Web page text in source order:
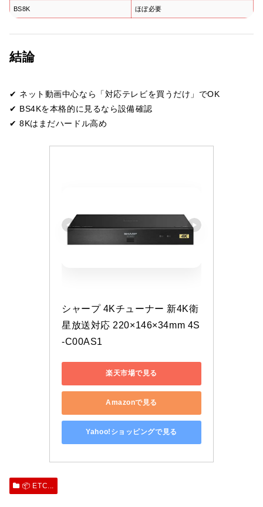
BS8K ほぼ必要
結論
✔ ネット動画中心なら「対応テレビを買うだけ」でOK
✔ BS4Kを本格的に見るなら設備確認
✔ 8Kはまだハードル高め
シャープ 4Kチューナー 新4K衛
星放送対応 220×146×34mm 4S
-C00AS1
楽天市場で見る
Amazonで見る
Yahoo!ショッピングで見る
📦 ETC...